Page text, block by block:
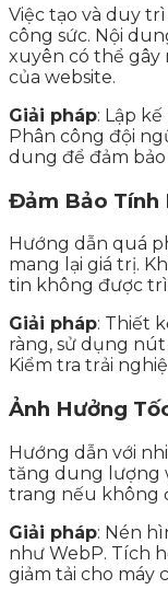
Việc tạo và duy
công sức. Nội
xuyên có thể gây
của website.
Giải pháp: Lập
Phân công đội
dung để đảm
Đảm Bảo Tính
Hướng dẫn quá
mang lại giá trị.
tin không được
Giải pháp: Thiết
ràng, sử dụng
Kiểm tra trải
Ảnh Hưởng
Hướng dẫn với
tăng dung lượng
trang nếu không
Giải pháp: Nén
như WebP. Tích
giảm tải cho máy